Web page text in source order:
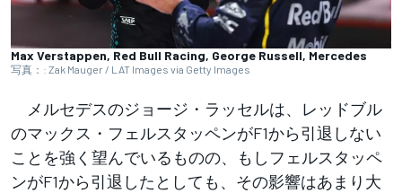
Max Verstappen, Red Bull Racing, George Russell, Mercedes
写真：: Zak Mauger / LAT Images via Getty Images
メルセデスのジョージ・ラッセルは、レッドブル
のマックス・フェルスタッペンがF1から引退しない
ことを強く望んでいるものの、もしフェルスタッペ
ンがF1から引退したとしても、その影響はあまり大